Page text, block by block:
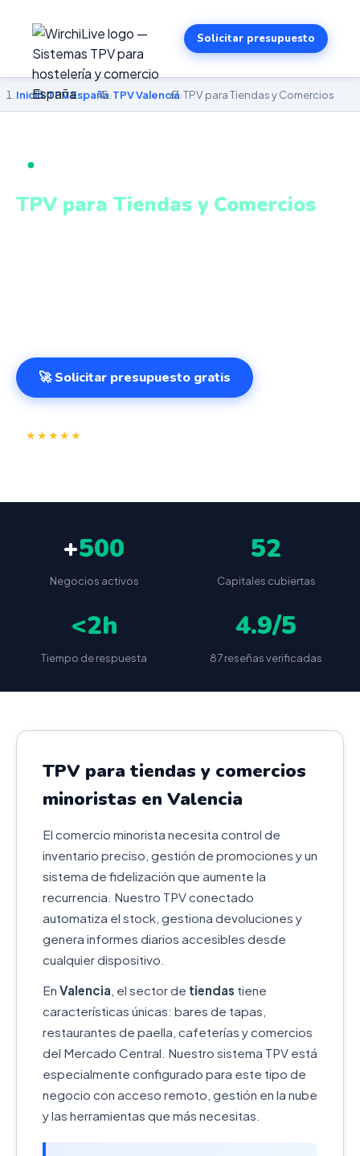
Solicitar presupuesto
Inicio›TPV España›TPV Valencia›TPV para Tiendas y Comercios
TPV PARA TIENDAS Y COMERCIOS EN VALENCIA
TPV para Tiendas y Comercios
🚀 Solicitar presupuesto gratis
★★★★★
+500
Negocios activos
52
Capitales cubiertas
<2h
Tiempo de respuesta
4.9/5
87 reseñas verificadas
TPV para tiendas y comercios
minoristas en Valencia
El comercio minorista necesita control de
inventario preciso, gestión de promociones y un
sistema de fidelización que aumente la
recurrencia. Nuestro TPV conectado
automatiza el stock, gestiona devoluciones y
genera informes diarios accesibles desde
cualquier dispositivo.
En Valencia , el sector de tiendas tiene
características únicas: bares de tapas,
restaurantes de paella, cafeterías y comercios
del Mercado Central. Nuestro sistema TPV está
especialmente configurado para este tipo de
negocio con acceso remoto, gestión en la nube
y las herramientas que más necesitas.